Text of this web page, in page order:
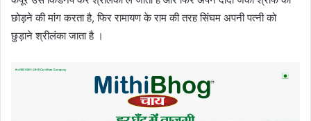
छोड़ने की मांग करता है, फिर रामायण के राम की तरह सिंघम अपनी पत्नी को
छुड़ाने श्रीलंका जाता है ।